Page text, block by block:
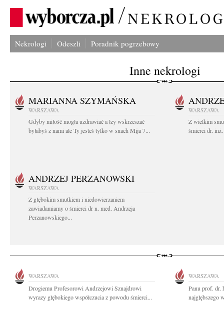
Nekrologi Odeszli Poradnik pogrzebowy
Inne nekrologi
MARIANNA SZYMAŃSKA
WARSZAWA
Gdyby miłość mogła uzdrawiać a łzy wskrzeszać
byłabyś z nami ale Ty jesteś tylko w snach Mija 7...
WARSZAWA
Z wielkim
śmierci dr.
ANDRZEJ PERZANOWSKI
WARSZAWA
Z głębokim smutkiem i niedowierzaniem
zawiadamiamy o śmierci dr n. med. Andrzeja
Perzanowskiego...
WARSZAWA
Drogiemu Profesorowi Andrzejowi Sznajdrowi
wyrazy głębokiego współczucia z powodu śmierci...
WARSZAWA
Panu prof. dr.
najgłębszego